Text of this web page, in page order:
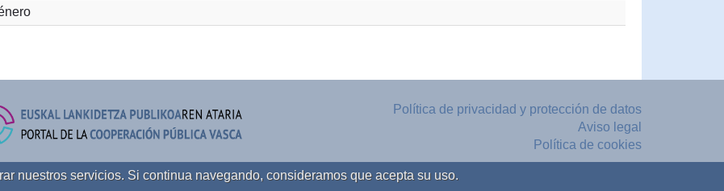
Política de privacidad y protección de datos
Aviso legal
Política de cookies
nuestros servicios. Si continua navegando, consideramos que acepta su uso.